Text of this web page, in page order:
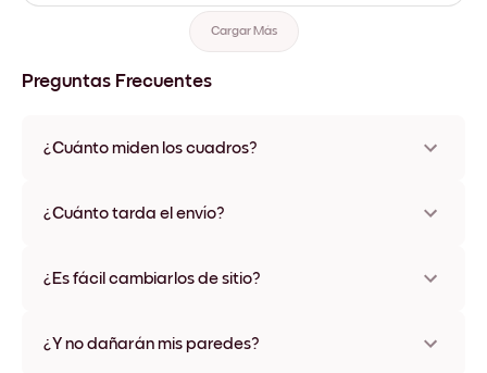
Cargar Más
Preguntas Frecuentes
¿Cuánto miden los cuadros?
varios materiales y colores de marco, incluidas opciones sin
¿Cuánto tarda el envío?
disponibles en algunos países. Te enviaremos un número de
¿Es fácil cambiarlos de sitio?
ningún daño
¿Y no dañarán mis paredes?